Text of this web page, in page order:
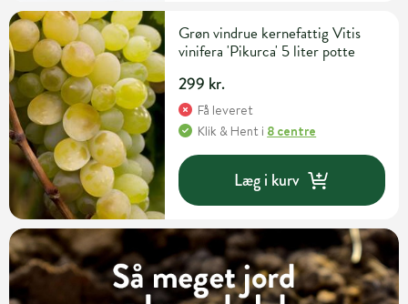
Grøn vindrue kernefattig Vitis
vinifera 'Pikurca' 5 liter potte
299 kr.
Få leveret
Klik & Hent i 8 centre
Læg i kurv